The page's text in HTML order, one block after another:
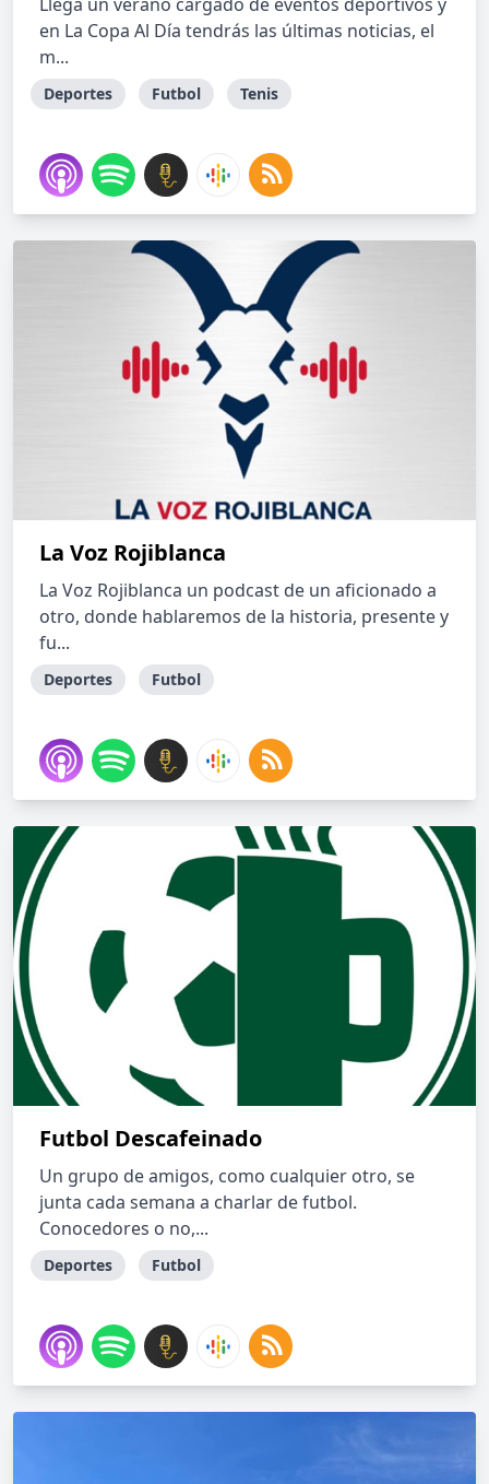
en La Copa Al Día tendrás las últimas noticias, el
m...
Deportes Futbol Tenis
La Voz Rojiblanca
La Voz Rojiblanca un podcast de un aficionado a
otro, donde hablaremos de la historia, presente y
fu...
Deportes Futbol
Futbol Descafeinado
Un grupo de amigos, como cualquier otro, se
junta cada semana a charlar de futbol.
Conocedores o no,...
Deportes Futbol